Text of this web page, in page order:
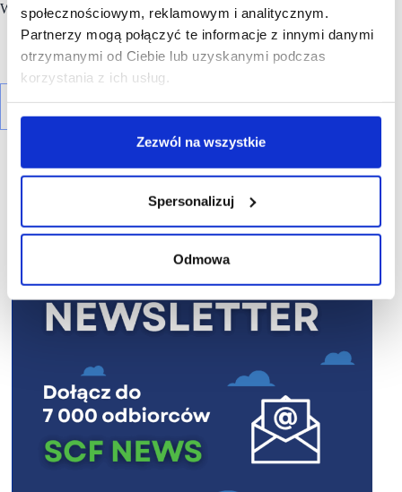
społecznościowym, reklamowym i analitycznym.
Partnerzy mogą połączyć te informacje z innymi danymi
otrzymanymi od Ciebie lub uzyskanymi podczas
korzystania z ich usług.
Zezwól na wszystkie
Spersonalizuj
Odmowa
Właścicielem obiektu jest Gemini Holding Sp. z o.o.
R E K L A M A